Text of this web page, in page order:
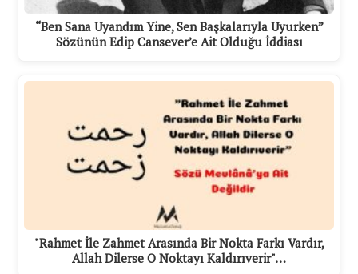
“Ben Sana Uyandım Yine, Sen Başkalarıyla Uyurken”
Sözünün Edip Cansever’e Ait Olduğu İddiası
"Rahmet İle Zahmet Arasında Bir Nokta Farkı Vardır,
Allah Dilerse O Noktayı Kaldırıverir"…